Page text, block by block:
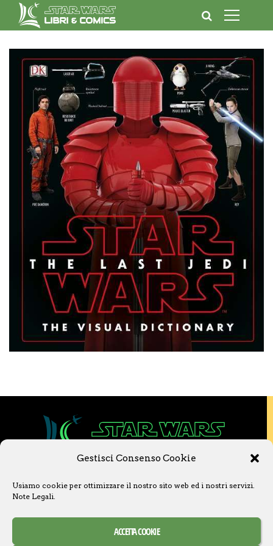
Gestisci Consenso Cookie
Usiamo cookie per ottimizzare il nostro sito web ed i nostri servizi.
Note Legali.
ACCETTA COOKIE
Questo sito non è collegato a Lucasfilm LTD o
a The Walt Disney Company o ad altre
Ogni nome, titolo, immagine o qualsiasi altra
forma, appartiene ai propri detentori.